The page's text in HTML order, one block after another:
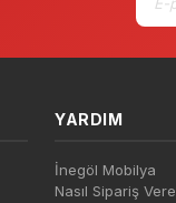
YARDIM
İnegöl Mobilya
Nasıl Sipariş